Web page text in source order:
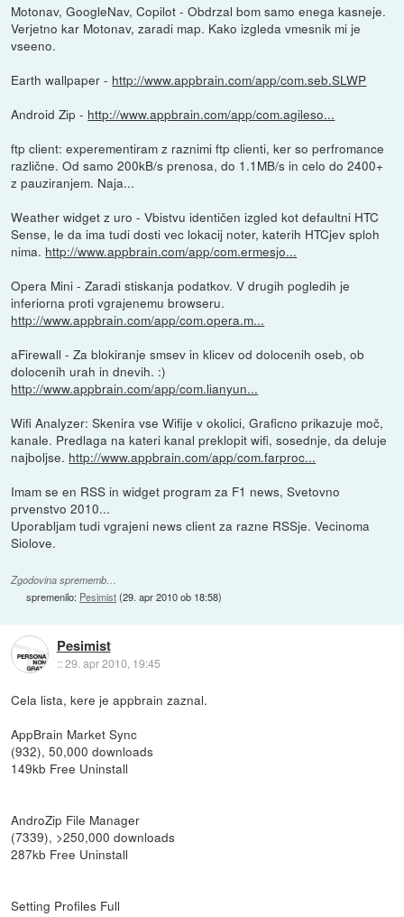
Motonav, GoogleNav, Copilot - Obdrzal bom samo enega kasneje.
Verjetno kar Motonav, zaradi map. Kako izgleda vmesnik mi je
vseeno.
Earth wallpaper - http://www.appbrain.com/app/com.seb.SLWP
Android Zip - http://www.appbrain.com/app/com.agileso...
ftp client: experementiram z raznimi ftp clienti, ker so perfromance
različne. Od samo 200kB/s prenosa, do 1.1MB/s in celo do 2400+
z pauziranjem. Naja...
Weather widget z uro - Vbistvu identičen izgled kot defaultni HTC
Sense, le da ima tudi dosti vec lokacij noter, katerih HTCjev sploh
nima. http://www.appbrain.com/app/com.ermesjo...
Opera Mini - Zaradi stiskanja podatkov. V drugih pogledih je
inferiorna proti vgrajenemu browseru.
http://www.appbrain.com/app/com.opera.m...
aFirewall - Za blokiranje smsev in klicev od dolocenih oseb, ob
dolocenih urah in dnevih. :)
http://www.appbrain.com/app/com.lianyun...
Wifi Analyzer: Skenira vse Wifije v okolici, Graficno prikazuje moč,
kanale. Predlaga na kateri kanal preklopit wifi, sosednje, da deluje
najboljse. http://www.appbrain.com/app/com.farproc...
Imam se en RSS in widget program za F1 news, Svetovno
prvenstvo 2010...
Uporabljam tudi vgrajeni news client za razne RSSje. Vecinoma
Siolove.
Zgodovina sprememb…
spremenilo: Pesimist(29. apr 2010 ob 18:58)
Pesimist
::29. apr 2010, 19:45
Cela lista, kere je appbrain zaznal.
AppBrain Market Sync
(932), 50,000 downloads
149kb Free Uninstall
AndroZip File Manager
(7339), >250,000 downloads
287kb Free Uninstall
Setting Profiles Full